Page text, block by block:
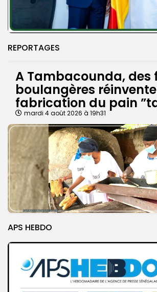
REPORTAGES
A Tambacounda, des
boulangères
fabrication du pain
mardi 4 août 2026 à 19h31
APS HEBDO